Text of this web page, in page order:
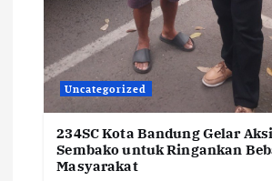
Uncategorized
234SC Kota Bandung Gelar
Sembako untuk Ringankan
Masyarakat